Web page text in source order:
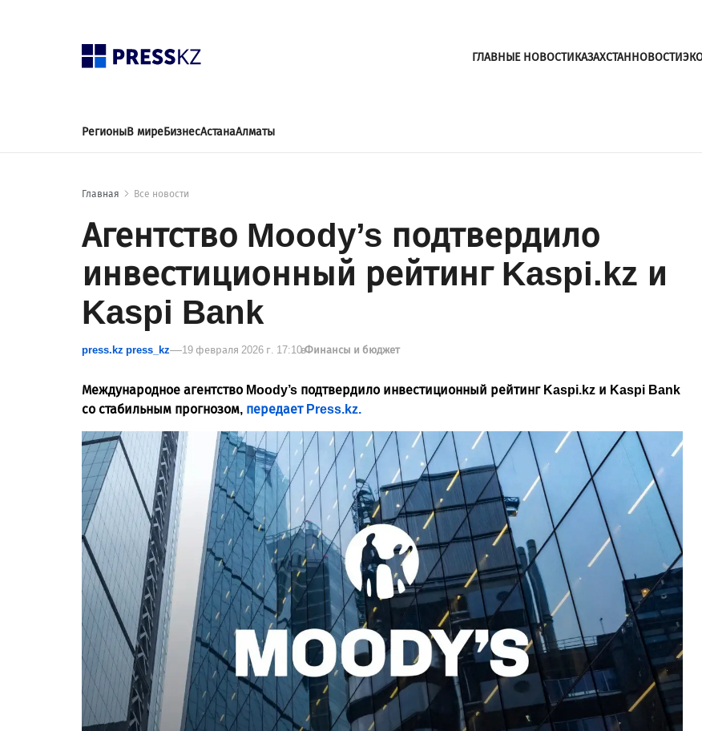
ГЛАВНЫЕ НОВОСТИКАЗАХСТАННОВОСТИ
РегионыВ миреБизнесАстанаАлматы
Главная Все новости
Агентство Moody’s подтвердило
инвестиционный рейтинг Kaspi.kz и
Kaspi Bank
press.kz press_kz 19 февраля 2026 г. 17:10вФинансы и бюджет
Международное агентство Moody’s подтвердило инвестиционный рейтинг Kaspi.kz и Kaspi Bank
со стабильным прогнозом, передает Press.kz.